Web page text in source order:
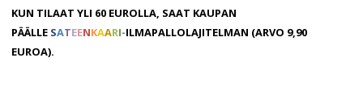
KUN TILAAT YLI 60 EUROLLA, SAAT KAUPAN
PÄÄLLE SATEENKAARI-ILMAPALLOLAJITELMAN (ARVO 9,90
EUROA).